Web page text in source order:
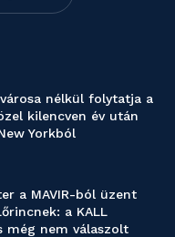
nélkül folytatja a
kilencven év után
Yorkból
a MAVIR-ból üzent
a KALL
még nem válaszolt